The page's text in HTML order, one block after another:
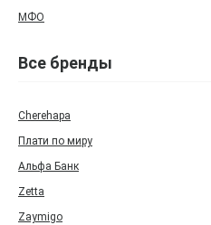
МФО
Все бренды
Cherehapa
Плати по миру
Альфа Банк
Zetta
Zaymigo